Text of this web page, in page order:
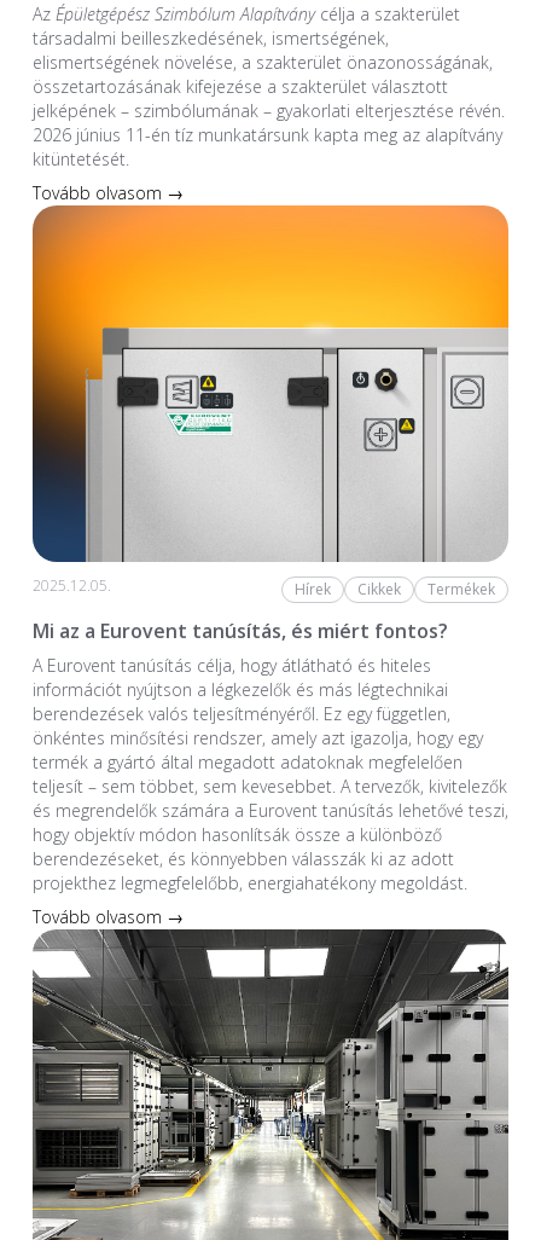
Az Épületgépész Szimbólum Alapítványcélja a szakterület
társadalmi beilleszkedésének, ismertségének,
elismertségének növelése, a szakterület önazonosságának,
összetartozásának kifejezése a szakterület választott
jelképének – szimbólumának – gyakorlati elterjesztése révén.
2026 június 11-én tíz munkatársunk kapta meg az alapítvány
kitüntetését.
Tovább olvasom →
2025.12.05. Hírek Cikkek Termékek
Mi az a Eurovent tanúsítás, és miért fontos?
A Eurovent tanúsítás célja, hogy átlátható és hiteles
információt nyújtson a légkezelők és más légtechnikai
berendezések valós teljesítményéről. Ez egy független,
önkéntes minősítési rendszer, amely azt igazolja, hogy egy
termék a gyártó által megadott adatoknak megfelelően
teljesít – sem többet, sem kevesebbet. A tervezők, kivitelezők
és megrendelők számára a Eurovent tanúsítás lehetővé teszi,
hogy objektív módon hasonlítsák össze a különböző
berendezéseket, és könnyebben válasszák ki az adott
projekthez legmegfelelőbb, energiahatékony megoldást.
Tovább olvasom →